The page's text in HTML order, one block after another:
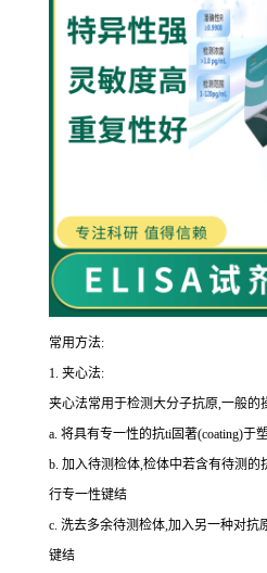
常用方法:
1. 夹心法:
夹心法常用于检测大分子抗原,一般的
a. 将具有专一性的抗ti固著(coating)于
b. 加入待测检体,检体中若含有待测的
行专一性键结
c. 洗去多余待测检体,加入另一种对抗
键结